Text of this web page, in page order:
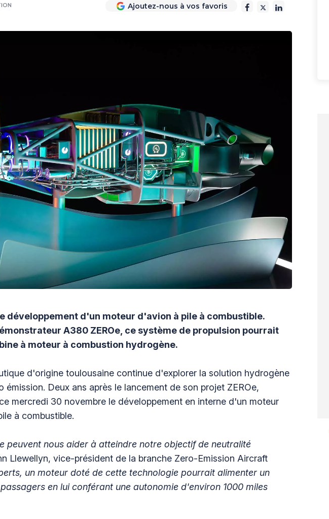
Ajoutez-nous à vos favoris
développement d'un moteur d'avion à pile à combustible.
A380 ZEROe, ce système de propulsion pourrait
à moteur à combustion hydrogène.
d'origine toulousaine continue d'explorer la solution hydrogène
émission. Deux ans après le lancement de son projet ZEROe,
mercredi 30 novembre le développement en interne d'un moteur
à combustible.
peuvent nous aider à atteindre notre objectif de neutralité
Llewellyn, vice-président de la branche Zero-Emission Aircraft
un moteur doté de cette technologie pourrait alimenter un
en lui conférant une autonomie d'environ 1000 miles